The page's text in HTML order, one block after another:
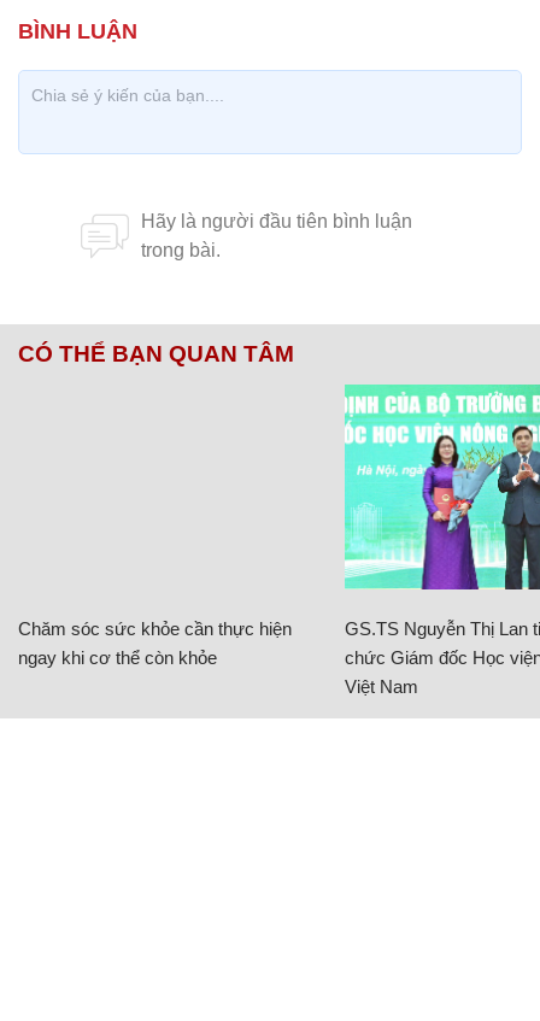
CÓ THỂ BẠN QUAN TÂM
Chăm sóc sức khỏe cần thực hiện
ngay khi cơ thể còn khỏe
GS.TS Nguyễn Thị Lan
chức Giám đốc Học
Việt Nam